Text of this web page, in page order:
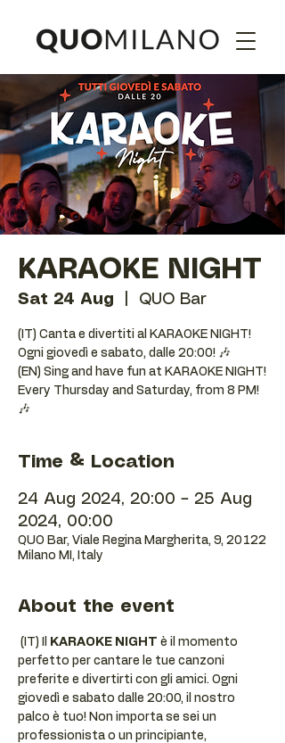
KARAOKE NIGHT
Sat 24 Aug QUO Bar
(IT) Canta e divertiti al KARAOKE NIGHT!
Ogni giovedì e sabato, dalle 20:00! 🎶
(EN) Sing and have fun at KARAOKE NIGHT!
Every Thursday and Saturday, from 8 PM!
🎶
Time & Location
24 Aug 2024, 20:00 – 25 Aug
2024, 00:00
QUO Bar, Viale Regina Margherita, 9, 20122
Milano MI, Italy
About the event
(IT) Il KARAOKE NIGHT è il momento
perfetto per cantare le tue canzoni
preferite e divertirti con gli amici. Ogni
giovedì e sabato dalle 20:00, il nostro
palco è tuo! Non importa se sei un
professionista o un principiante,